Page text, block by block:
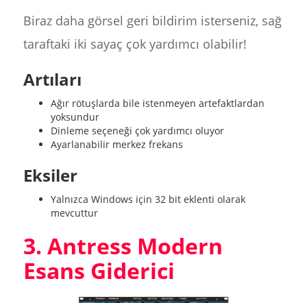
Biraz daha görsel geri bildirim isterseniz, sağ
taraftaki iki sayaç çok yardımcı olabilir!
Artıları
Ağır rötuşlarda bile istenmeyen artefaktlardan
yoksundur
Dinleme seçeneği çok yardımcı oluyor
Ayarlanabilir merkez frekans
Eksiler
Yalnızca Windows için 32 bit eklenti olarak
mevcuttur
3. Antress Modern
Esans Giderici